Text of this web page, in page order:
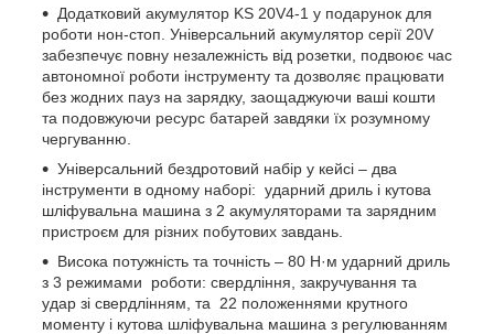
Додатковий акумулятор KS 20V4-1 у подарунок для
роботи нон-стоп. Універсальний акумулятор серії 20V
забезпечує повну незалежність від розетки, подвоює час
автономної роботи інструменту та дозволяє працювати
без жодних пауз на зарядку, заощаджуючи ваші кошти
та подовжуючи ресурс батарей завдяки їх розумному
чергуванню.
Універсальний бездротовий набір у кейсі – два
інструменти в одному наборі: ударний дриль і кутова
шліфувальна машина з 2 акумуляторами та зарядним
пристроєм для різних побутових завдань.
Висока потужність та точність – 80 Н·м ударний дриль
з 3 режимами роботи: свердління, закручування та
удар зі свердлінням, та 22 положеннями крутного
моменту і кутова шліфувальна машина з регулюванням